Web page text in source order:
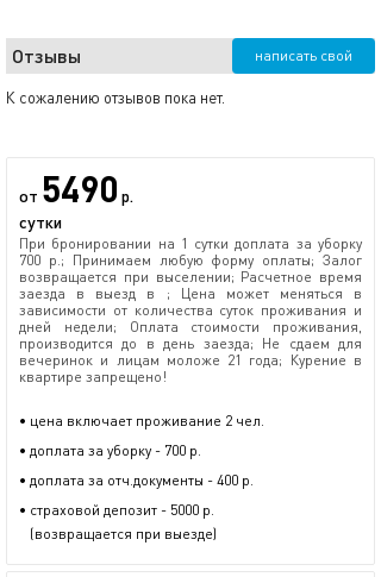
Отзывы написать свой
К сожалению отзывов пока нет.
от 5490 р.
сутки
При бронировании на 1 сутки доплата за уборку
700 р.; Принимаем любую форму оплаты; Залог
возвращается при выселении; Расчетное время
заезда в выезд в ; Цена может меняться в
зависимости от количества суток проживания и
дней недели; Оплата стоимости проживания,
производится до в день заезда; Не сдаем для
вечеринок и лицам моложе 21 года; Курение в
квартире запрещено!
• цена включает проживание 2 чел.
• доплата за уборку - 700 р.
• доплата за отч.документы - 400 р.
• страховой депозит - 5000 р.
(возвращается при выезде)